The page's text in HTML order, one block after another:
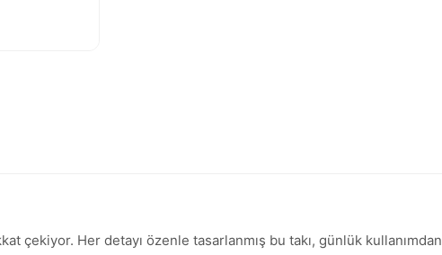
çekiyor. Her detayı özenle tasarlanmış bu takı, günlük